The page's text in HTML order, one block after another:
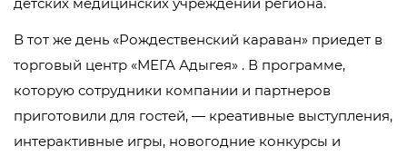
В тот же день «Рождественский караван» приедет в
торговый центр «МЕГА Адыгея» . В программе,
которую сотрудники компании и партнеров
приготовили для гостей, — креативные выступления,
интерактивные игры, новогодние конкурсы и